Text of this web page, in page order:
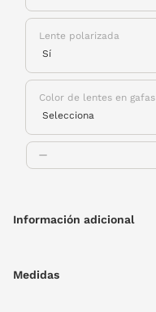
Lente polarizada
Color de lentes en gafas
Información adicional
Medidas